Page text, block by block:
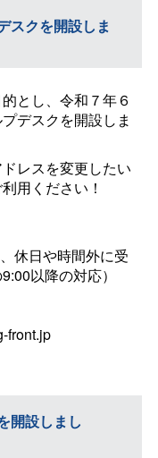
スクを開設しま
とし、令和７年６
デスクを開設しま
レスを変更したい
用ください！
休日や時間外に受
以降の対応）
front.jp
開設しまし